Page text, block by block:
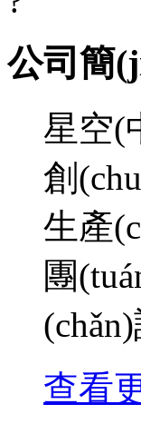
公司簡
星空(
創
生產
團
(chǎn)
查看